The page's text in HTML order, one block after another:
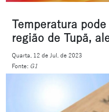
Temperatura
região de Tupã,
Quarta, 12 de Jul. de 2023
Fonte: G1